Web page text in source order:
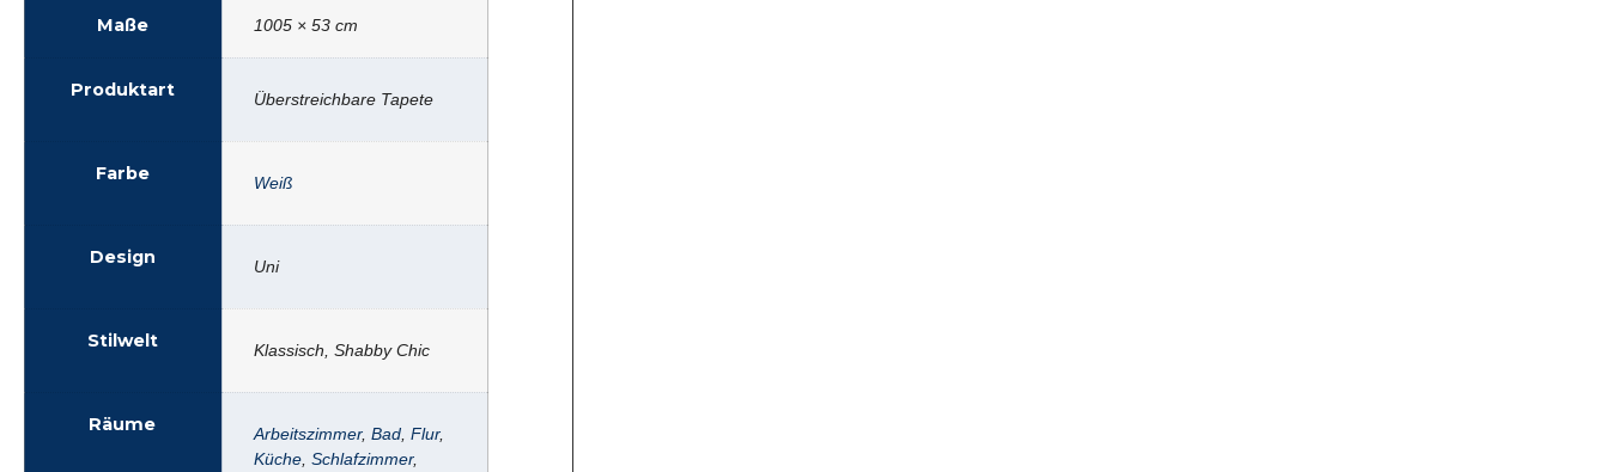
Maße 1005 × 53 cm
Produktart Überstreichbare Tapete
Farbe Weiß
Design Uni
Stilwelt Klassisch, Shabby Chic
Räume Arbeitszimmer, Bad Flur,
Küche Schlafzimmer,